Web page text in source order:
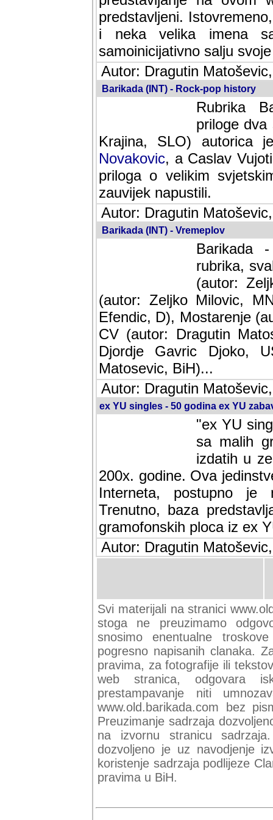
predstavljeni.
i neka velika imena
samoinicijativno salju
Autor: Dragutin
Barikada (INT) - Rock-pop history
Rubrika
dva
SLO) autorica je velikog
Caslav Vujotic
velikim svjetskim
napustili.
Autor: Dragutin
Barikada (INT) - Vremeplov
Barikada
rubrika,
(autor:
(autor: Zeljko Milovic,
Efendic, D), Mostarenje
CV (autor: Dragutin
Djordje Gavric Djoko,
Matosevic, BiH)...
Autor: Dragutin
ex YU singles - 50 godina ex YU
"ex YU
sa malih
izdatih u
200x. godine. Ova
Interneta, postupno je
baza predstavlja
ploca iz ex YU.
Autor: Dragutin
Svi materijali na stranici
stoga ne preuzimamo
snosimo enentualne
pogresno napisanih clanaka.
pravima, za fotografije ili
web stranica, odgovara
prestampavanje niti
www.old.barikada.com bez
Preuzimanje sadrzaja
na izvornu stranicu
dozvoljeno je uz navodjenje
koristenje sadrzaja podlijeze
pravima u BiH.